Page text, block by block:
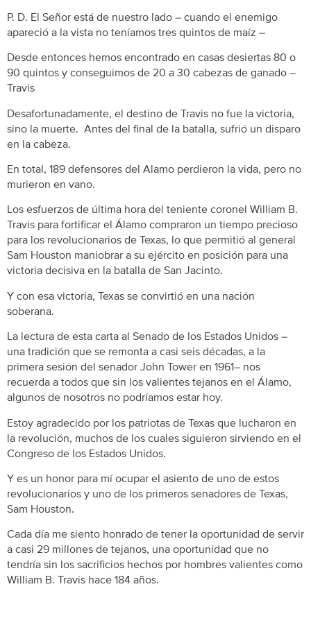
P. D. El Señor está de nuestro lado – cuando el enemigo
apareció a la vista no teníamos tres quintos de maíz –
Desde entonces hemos encontrado en casas desiertas 80 o
90 quintos y conseguimos de 20 a 30 cabezas de ganado –
Travis
Desafortunadamente, el destino de Travis no fue la victoria,
sino la muerte. Antes del final de la batalla, sufrió un disparo
en la cabeza.
En total, 189 defensores del Alamo perdieron la vida, pero no
murieron en vano.
Los esfuerzos de última hora del teniente coronel William B.
Travis para fortificar el Álamo compraron un tiempo precioso
para los revolucionarios de Texas, lo que permitió al general
Sam Houston maniobrar a su ejército en posición para una
victoria decisiva en la batalla de San Jacinto.
Y con esa victoria, Texas se convirtió en una nación
soberana.
La lectura de esta carta al Senado de los Estados Unidos –
una tradición que se remonta a casi seis décadas, a la
primera sesión del senador John Tower en 1961– nos
recuerda a todos que sin los valientes tejanos en el Álamo,
algunos de nosotros no podríamos estar hoy.
Estoy agradecido por los patriotas de Texas que lucharon en
la revolución, muchos de los cuales siguieron sirviendo en el
Congreso de los Estados Unidos.
Y es un honor para mí ocupar el asiento de uno de estos
revolucionarios y uno de los primeros senadores de Texas,
Sam Houston.
Cada día me siento honrado de tener la oportunidad de servir
a casi 29 millones de tejanos, una oportunidad que no
tendría sin los sacrificios hechos por hombres valientes como
William B. Travis hace 184 años.